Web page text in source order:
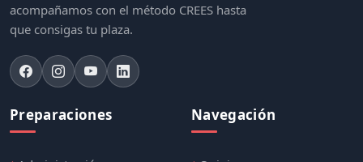
acompañamos con el método CREES hasta
que consigas tu plaza.
Preparaciones Navegación